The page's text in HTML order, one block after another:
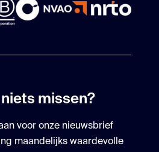
niets missen?
voor onze nieuwsbrief
maandelijks waardevolle